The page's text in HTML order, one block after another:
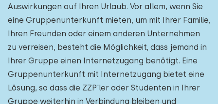
Auswirkungen auf Ihren Urlaub. Vor allem, wenn Sie
eine Gruppenunterkunft mieten, um mit Ihrer Familie,
Ihren Freunden oder einem anderen Unternehmen
zu verreisen, besteht die Möglichkeit, dass jemand in
Ihrer Gruppe einen Internetzugang benötigt. Eine
Gruppenunterkunft mit Internetzugang bietet eine
Lösung, so dass die ZZP'ler oder Studenten in Ihrer
Gruppe weiterhin in Verbindung bleiben und